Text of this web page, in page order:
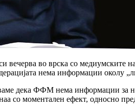
во врска со медиумските
нема информации околу
дека ФФМ нема информации за
со моментален ефект, односно